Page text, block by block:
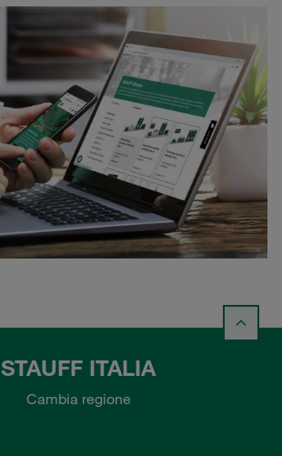
STAUFF ITALIA
Cambia regione